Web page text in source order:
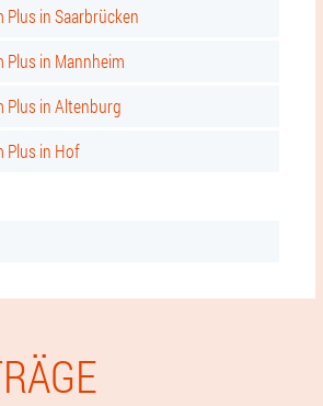
Plus in Saarbrücken
Plus in Mannheim
Plus in Altenburg
Plus in Hof